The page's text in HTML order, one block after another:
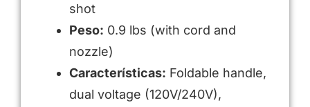
shot
Peso: 0.9 lbs (with cord and
nozzle)
Características: Foldable handle,
dual voltage (120V/240V),